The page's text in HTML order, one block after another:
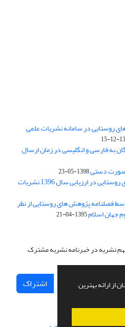
از ارائه بهترین
روستایی در سامانه نشریات علمی
به فارسی و انگلیسی در زمان ارسال
صورت دستی1398-05-23
کسب رتبه A فصلنامه پژوهش های روستایی در ارزیابی سال 1396 نشریات
فصلنامه پژوهش های روستایی از نظر
جهان اسلام1395-04-21
نشریه در خبرنامه نشریه مشترک
اشتراک